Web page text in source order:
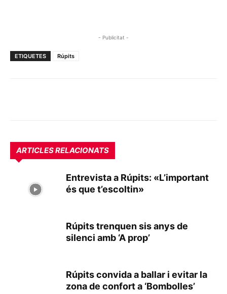
- Publicitat -
ETIQUETES Rúpits
ARTICLES RELACIONATS
Entrevista a Rúpits: «L’important
és que t’escoltin»
Rúpits trenquen sis anys de
silenci amb ‘A prop’
Rúpits convida a ballar i evitar la
zona de confort a ‘Bombolles’